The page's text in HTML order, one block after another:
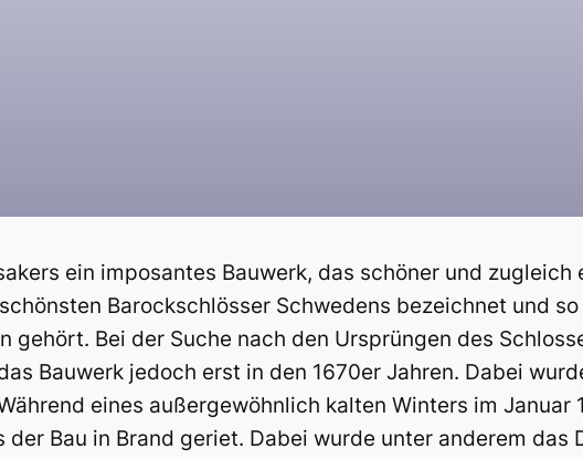
ein imposantes Bauwerk, das schöner und zugleich
Barockschlösser Schwedens bezeichnet und
gehört. Bei der Suche nach den Ursprüngen des
Bauwerk jedoch erst in den 1670er Jahren. Dabei
eines außergewöhnlich kalten Winters im Januar
Bau in Brand geriet. Dabei wurde unter anderem das